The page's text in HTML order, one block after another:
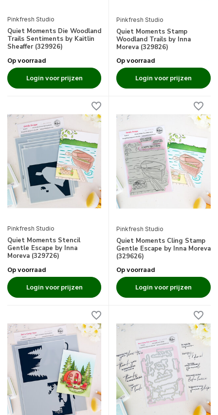
Pinkfresh Studio
Quiet Moments Die Woodland
Trails Sentiments by Kaitlin
Sheaffer (329926)
Op voorraad
Login voor prijzen
Pinkfresh Studio
Quiet Moments Stamp
Woodland Trails by Inna
Moreva (329826)
Op voorraad
Login voor prijzen
Pinkfresh Studio
Quiet Moments Stencil
Gentle Escape by Inna
Moreva (329726)
Op voorraad
Login voor prijzen
Pinkfresh Studio
Quiet Moments Cling Stamp
Gentle Escape by Inna Moreva
(329626)
Op voorraad
Login voor prijzen